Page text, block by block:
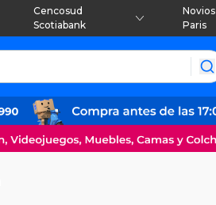
Cencosud
Scotiabank
Novios
Paris